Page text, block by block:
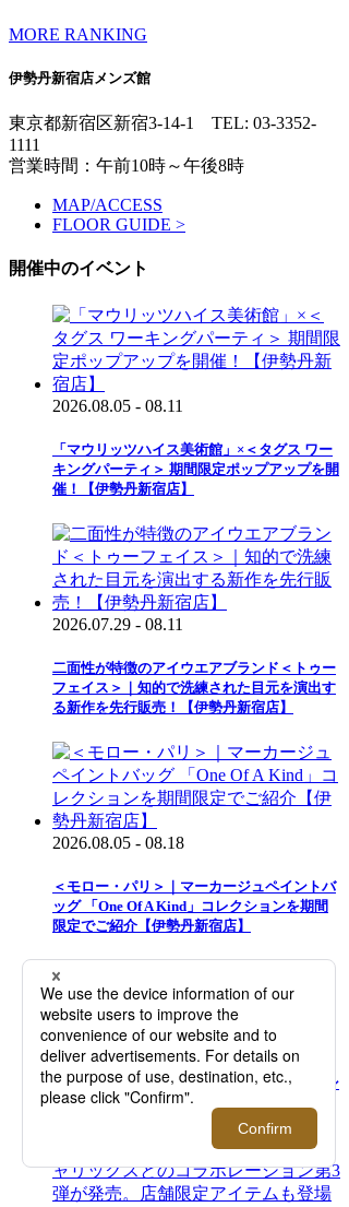
MORE RANKING
伊勢丹新宿店メンズ館
東京都新宿区新宿3-14-1 TEL: 03-3352-
1111
営業時間：午前10時～午後8時
MAP/ACCESS
FLOOR GUIDE >
開催中のイベント
2026.08.05 - 08.11
「マウリッツハイス美術館」×＜タグス ワー
キングパーティ＞ 期間限定ポップアップを開
催！【伊勢丹新宿店】
2026.07.29 - 08.11
二面性が特徴のアイウエアブランド＜トゥー
フェイス＞｜知的で洗練された目元を演出す
る新作を先行販売！【伊勢丹新宿店】
2026.08.05 - 08.18
＜モロー・パリ＞｜マーカージュペイントバ
ッグ 「One Of A Kind」コレクションを期間
限定でご紹介【伊勢丹新宿店】
2026.08.05 - 08.18
＜ジョン スメドレー＞サマープロモーション
を開催！【伊勢丹新宿店】